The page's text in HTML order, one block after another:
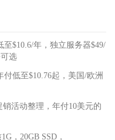
至$10.6/年，独立服务器$49/
选
付低至$10.76起，美国/欧洲
销活动整理，年付10美元的
，20GB SSD，